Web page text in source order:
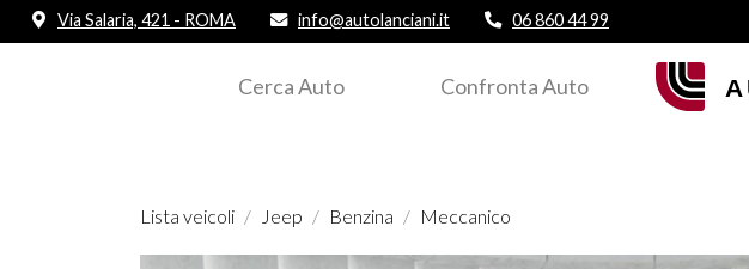
Via Salaria, 421 - ROMA info@autolanciani.it 06 860 44 99
Cerca Auto Confronta Auto
Lista veicoli Jeep Benzina Meccanico